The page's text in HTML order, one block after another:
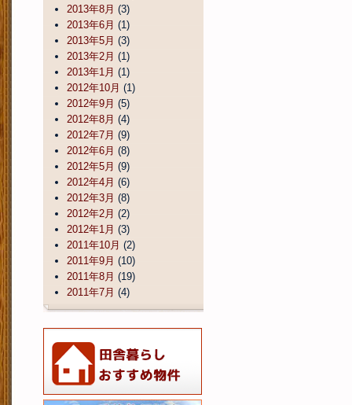
2013年8月 (3)
2013年6月 (1)
2013年5月 (3)
2013年2月 (1)
2013年1月 (1)
2012年10月 (1)
2012年9月 (5)
2012年8月 (4)
2012年7月 (9)
2012年6月 (8)
2012年5月 (9)
2012年4月 (6)
2012年3月 (8)
2012年2月 (2)
2012年1月 (3)
2011年10月 (2)
2011年9月 (10)
2011年8月 (19)
2011年7月 (4)